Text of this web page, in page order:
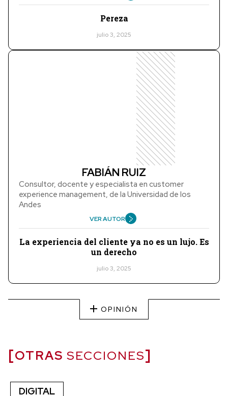
Pereza
julio 3, 2025
FABIÁN RUIZ
Consultor, docente y especialista en customer
experience management, de la Universidad de los
Andes
VER AUTOR
La experiencia del cliente ya no es un lujo. Es
un derecho
julio 3, 2025
OPINIÓN
OTRAS SECCIONES
DIGITAL